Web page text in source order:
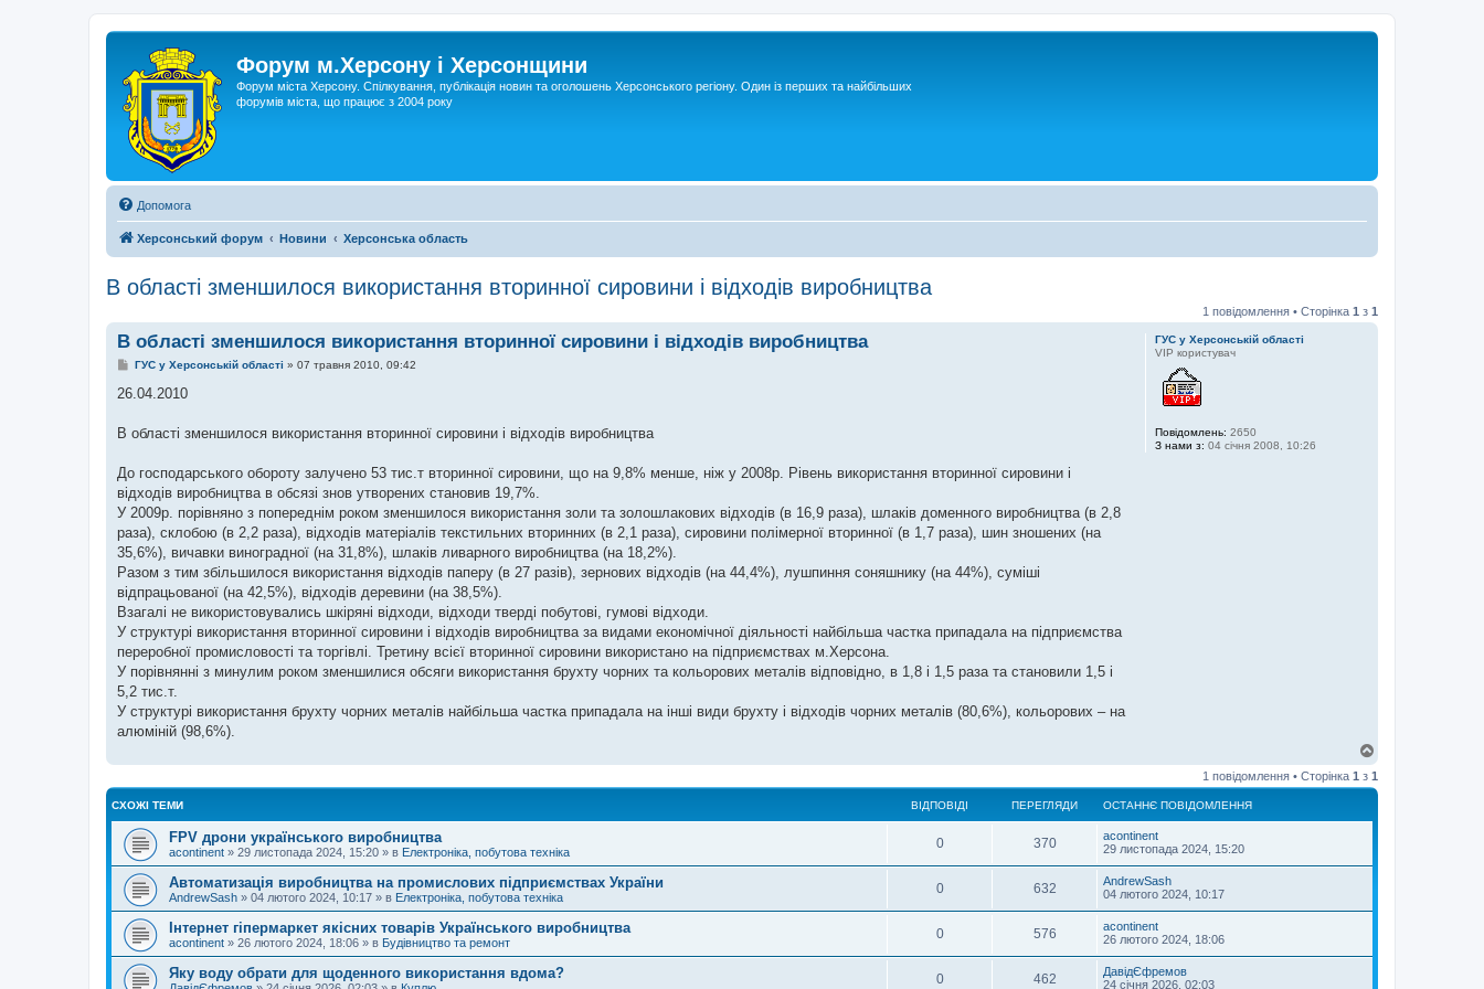
Форум м.Херсону і Херсонщини
Форум міста Херсону. Спілкування, публікація новин та оголошень Херсонського регіону. Один із перших та найбільших
форумів міста, що працює з 2004 року
Допомога
Херсонський форум Новини Херсонська область
В області зменшилося використання вторинної сировини і відходів виробництва
1 повідомлення • Сторінка 1 з 1
ГУС у Херсонській області
VIP користувач
Повідомлень: 2650
З нами з: 04 січня 2008, 10:26
В області зменшилося використання вторинної сировини і відходів виробництва
П
в
о
е
н
я
ГУС у Херсонській області » 07 травня 2010, 09:42
26.04.2010
В області зменшилося використання вторинної сировини і відходів виробництва
До господарського обороту залучено 53 тис.т вторинної сировини, що на 9,8% менше, ніж у 2008р. Рівень використання вторинної сировини і
відходів виробництва в обсязі знов утворених становив 19,7%.
У 2009р. порівняно з попереднім роком зменшилося використання золи та золошлакових відходів (в 16,9 раза), шлаків доменного виробництва (в 2,8
раза), склобою (в 2,2 раза), відходів матеріалів текстильних вторинних (в 2,1 раза), сировини полімерної вторинної (в 1,7 раза), шин зношених (на
35,6%), вичавки виноградної (на 31,8%), шлаків ливарного виробництва (на 18,2%).
Разом з тим збільшилося використання відходів паперу (в 27 разів), зернових відходів (на 44,4%), лушпиння соняшнику (на 44%), суміші
відпрацьованої (на 42,5%), відходів деревини (на 38,5%).
Взагалі не використовувались шкіряні відходи, відходи тверді побутові, гумові відходи.
У структурі використання вторинної сировини і відходів виробництва за видами економічної діяльності найбільша частка припадала на підприємства
переробної промисловості та торгівлі. Третину всієї вторинної сировини використано на підприємствах м.Херсона.
У порівнянні з минулим роком зменшилися обсяги використання брухту чорних та кольорових металів відповідно, в 1,8 і 1,5 раза та становили 1,5 і
5,2 тис.т.
У структурі використання брухту чорних металів найбільша частка припадала на інші види брухту і відходів чорних металів (80,6%), кольорових – на
алюміній (98,6%).
г
о
1 повідомлення • Сторінка 1 з 1
СХОЖІ ТЕМИ ВІДПОВІДІ ПЕРЕГЛЯДИ ОСТАННЄ ПОВІДОМЛЕННЯ
FPV дрони українського виробництва
acontinent » 29 листопада 2024, 15:20 » в Електроніка, побутова техніка
0 370
acontinent
29 листопада 2024, 15:20
Автоматизація виробництва на промислових підприємствах України
AndrewSash » 04 лютого 2024, 10:17 » в Електроніка, побутова техніка
0 632
AndrewSash
04 лютого 2024, 10:17
Інтернет гіпермаркет якісних товарів Українського виробництва
acontinent » 26 лютого 2024, 18:06 » в Будівництво та ремонт
0 576
acontinent
26 лютого 2024, 18:06
Яку воду обрати для щоденного використання вдома? 0 462
ДавідЄфремов
24 січня 2026, 02:03